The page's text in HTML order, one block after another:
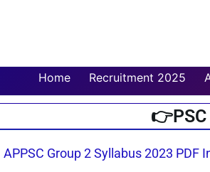
Home Recruitment 2025
APPSC Group 2 Syllabus 2023